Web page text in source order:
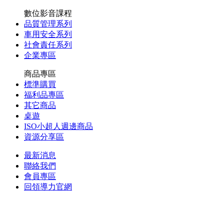
數位影音課程
品質管理系列
車用安全系列
社會責任系列
企業專區
商品專區
標準購買
福利品專區
其它商品
桌遊
ISO小超人週邊商品
資源分享區
最新消息
聯絡我們
會員專區
回領導力官網